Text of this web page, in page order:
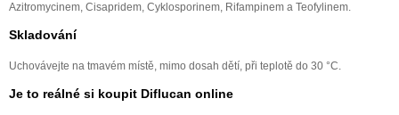
Azitromycinem, Cisapridem, Cyklosporinem, Rifampinem a Teofylinem.
Skladování
Uchovávejte na tmavém místě, mimo dosah dětí, při teplotě do 30 °C.
Je to reálné si koupit Diflucan online